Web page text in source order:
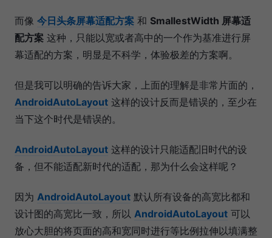
​ 而像 今日头条屏幕适配方案 和 SmallestWidth 屏幕适
配方案 这种，只能以宽或者高中的一个作为基准进行屏
幕适配的方案，明显是不科学，体验极差的方案啊。
但是我可以明确的告诉大家，上面的理解是非常片面的，
AndroidAutoLayout 这样的设计反而是错误的，至少在
当下这个时代是错误的。
AndroidAutoLayout 这样的设计只能适配旧时代的设
备，但不能适配新时代的适配，那为什么会这样呢？
因为 AndroidAutoLayout 默认所有设备的高宽比都和
设计图的高宽比一致，所以 AndroidAutoLayout 可以
放心大胆的将页面的高和宽同时进行等比例拉伸以填满整